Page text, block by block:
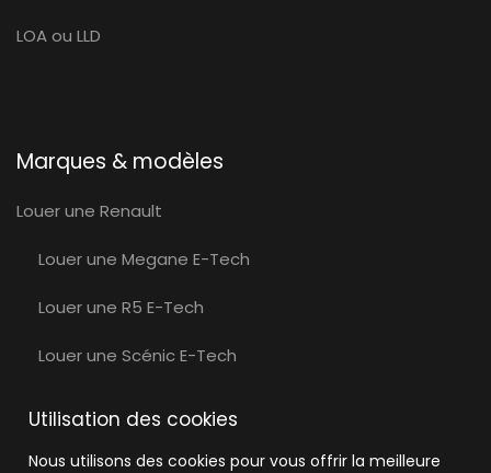
LOA ou LLD
Marques & modèles
Louer une Renault
Louer une Megane E-Tech
Louer une R5 E-Tech
Louer une Scénic E-Tech
Louer une Volvo EX30
Utilisation des cookies
Nous utilisons des cookies pour vous offrir la meilleure